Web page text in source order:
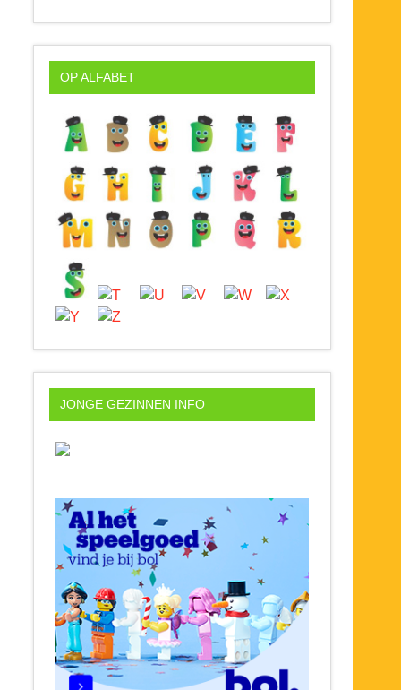
OP ALFABET
JONGE GEZINNEN INFO